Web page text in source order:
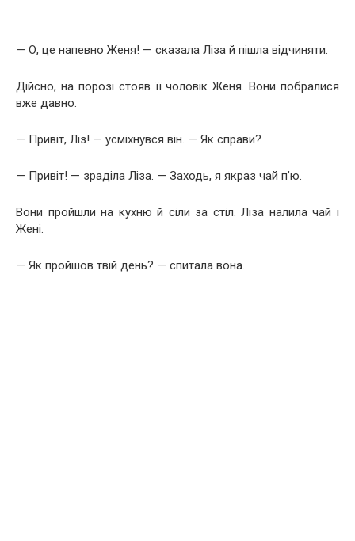
— О, це напевно Женя! — сказала Ліза й пішла відчиняти.
Дійсно, на порозі стояв її чоловік Женя. Вони побралися
вже давно.
— Привіт, Ліз! — усміхнувся він. — Як справи?
— Привіт! — зраділа Ліза. — Заходь, я якраз чай п’ю.
Вони пройшли на кухню й сіли за стіл. Ліза налила чай і
Жені.
— Як пройшов твій день? — спитала вона.